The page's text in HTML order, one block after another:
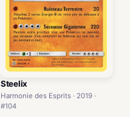
Steelix
Harmonie des Esprits · 2019 ·
#104